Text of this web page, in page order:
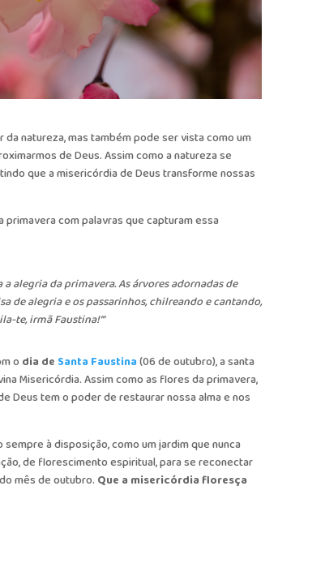
natureza, mas também pode ser vista como um
de Deus. Assim como a natureza se
que a misericórdia de Deus transforme nossas
primavera com palavras que capturam essa
alegria da primavera. As árvores adornadas de
de alegria e os passarinhos, chilreando e cantando,
te, irmã Faustina!’”
o dia de Santa Faustina(06 de outubro), a santa
Misericórdia. Assim como as flores da primavera,
Deus tem o poder de restaurar nossa alma e nos
à disposição, como um jardim que nunca
de florescimento espiritual, para se reconectar
mês de outubro. Que a misericórdia floresça